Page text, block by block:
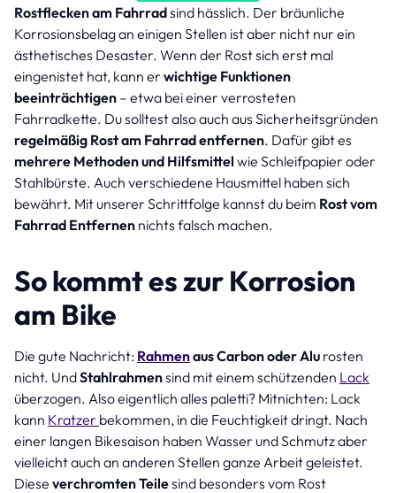
Rostflecken am Fahrradsind hässlich. Der bräunliche
Korrosionsbelag an einigen Stellen ist aber nicht nur ein
ästhetisches Desaster. Wenn der Rost sich erst mal
eingenistet hat, kann er wichtige Funktionen
beeinträchtigen – etwa bei einer verrosteten
Fahrradkette. Du solltest also auch aus Sicherheitsgründen
regelmäßig Rost am Fahrrad entfernen. Dafür gibt es
mehrere Methoden und Hilfsmittel wie Schleifpapier oder
Stahlbürste. Auch verschiedene Hausmittel haben sich
bewährt. Mit unserer Schrittfolge kannst du beim Rost vom
Fahrrad Entfernen nichts falsch machen.
So kommt es zur Korrosion
am Bike
Die gute Nachricht: Rahmenaus Carbon oder Alu rosten
nicht. UndStahlrahmensind mit einem schützenden Lack
überzogen. Also eigentlich alles paletti? Mitnichten: Lack
kann Kratzer bekommen, in die Feuchtigkeit dringt. Nach
einer langen Bikesaison haben Wasser und Schmutz aber
vielleicht auch an anderen Stellen ganze Arbeit geleistet.
Diese verchromten Teilesind besonders vom Rost